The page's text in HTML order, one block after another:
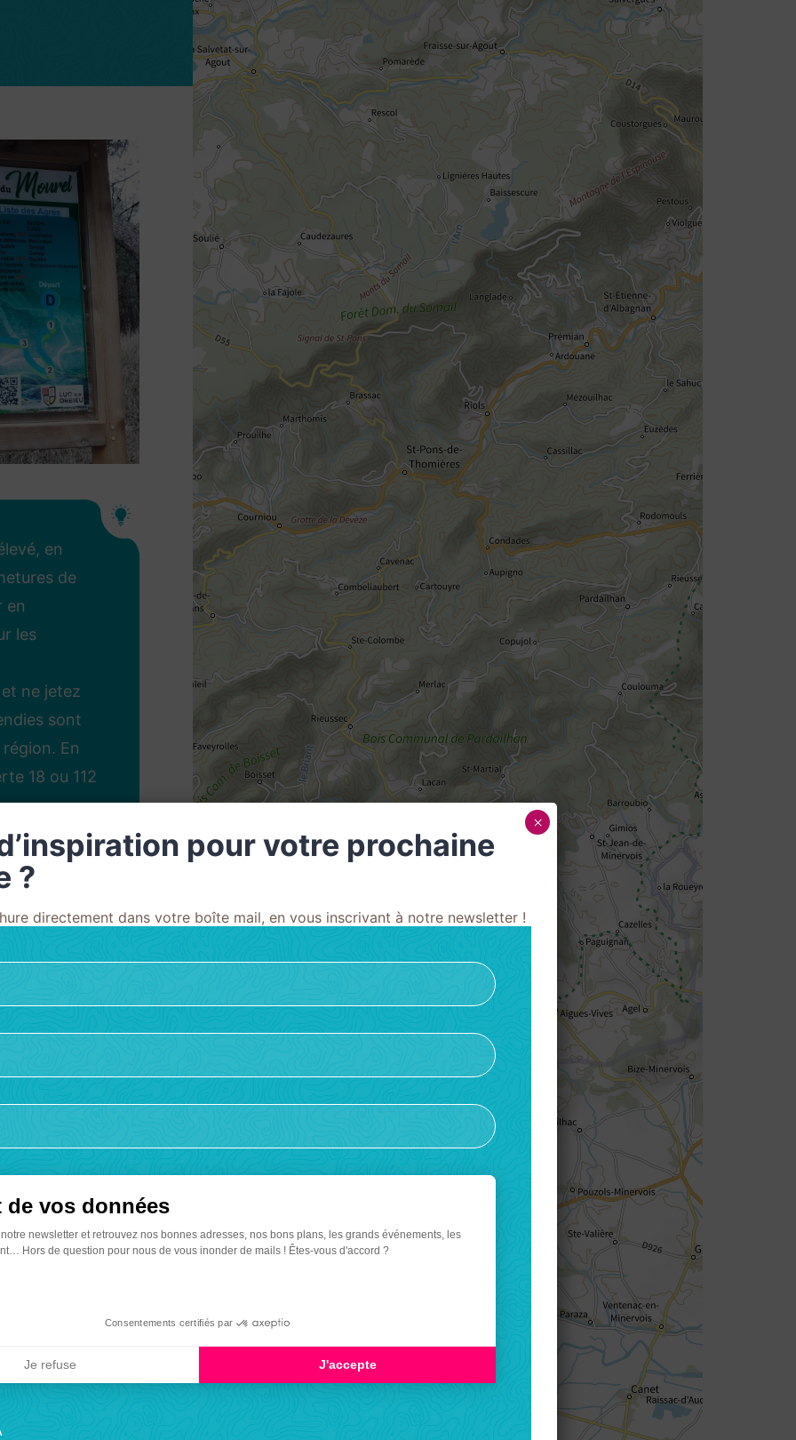
en
de
en
les
ne jetez
sont
En
18 ou 112
en
Emportez
tenez les
les
partagés
(voitures,
toujours
virage
Les
lors
du
pour votre prochaine
?
directement dans votre boîte mail, en vous inscrivant à notre newsletter !
de vos données
newsletter et retrouvez nos bonnes adresses, nos bons plans, les grands événements, les
Hors de question pour nous de vous inonder de mails ! Êtes-vous d'accord ?
Consentements certifiés par
Je refuse J'accepte
×